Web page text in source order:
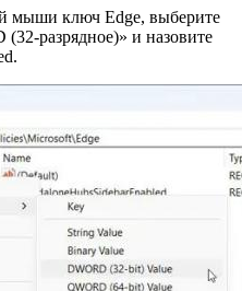
мыши ключ Edge, выберите
разрядное)» и назовите